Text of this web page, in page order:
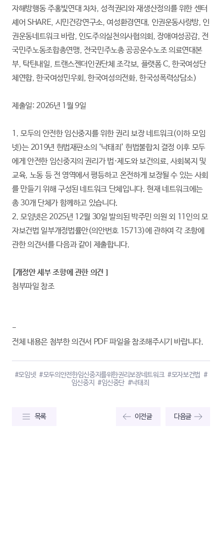
자해방행동 주홍빛연대 차차, 성적권리와 재생산정의를 위한 센터
셰어 SHARE, 시민건강연구소, 여성환경연대, 인권운동사랑방, 인
권운동네트워크 바람, 인도주의실천의사협의회, 장애여성공감, 전
국민주노동조합총연맹, 전국민주노총 공공운수노조 의료연대본
부, 탁틴내일, 트랜스젠더인권단체 조각보, 플랫폼 C, 한국여성단
체연합, 한국여성민우회, 한국여성의전화, 한국성폭력상담소)
제출일: 2026년 1월 9일
1. 모두의 안전한 임신중지를 위한 권리 보장 네트워크(이하 모임
넷)는 2019년 헌법재판소의 ‘낙태죄’ 헌법불합치 결정 이후 모두
에게 안전한 임신중지의 권리가 법·제도와 보건의료, 사회복지 및
교육, 노동 등 전 영역에서 평등하고 온전하게 보장될 수 있는 사회
를 만들기 위해 구성된 네트워크 단체입니다. 현재 네트워크에는
총 30개 단체가 함께하고 있습니다.
2. 모임넷은 2025년 12월 30일 발의된 박주민 의원 외 11인의 모
자보건법 일부개정법률안(의안번호 15713)에 관하여 각 조항에
관한 의견서를 다음과 같이 제출합니다.
[개정안 세부 조항에 관한 의견 ]
첨부파일 참조
-
전체 내용은 첨부한 의견서 PDF 파일을 참조해주시기 바랍니다.
#모임넷 #모두의안전한임신중지를위한권리보장네트워크 #모자보건법 #
임신중지 #임신중단 #낙태죄
목록 이전글 다음글